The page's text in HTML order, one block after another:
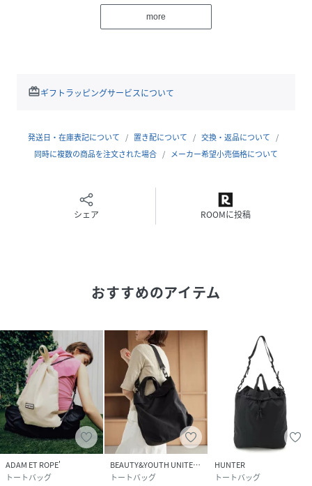
【Buyer’scomment】
毎日のお出掛けから旅行まで、どんなシーンにも活躍するリ
材撥水クリンクルナイロンを使用しています。
取り外してポーチ単体として使用したり、付属のストラップ
を付けてクロスボディとしての使用も可能です。
［HUNTER/ハンター］
パーツを用いて今日でも手作業で作られ、職人の手によって
ハンターは革新的な由緒ある英国伝統ブランドで、160年以
上の歴史の中でフットウェアの可能性を広げ、天候から足元
を保護し、すべての地形にフィットするアウターウェア・バ
ッグ・アクセサリーを提供し続け、今日まで受け継がれてい
ます。
---------------
■メーカーカラー表記(JUN表記)
BLACK(ブラック)
---------------
more
redeemギフトラッピングサービスについて
発送日・在庫表記について 置き配について
交換・返品について
同時に複数の商品を注文された場合
メーカー希望小売価格について
シェア ROOMに投稿
おすすめのアイテム
ADAM ET ROPE'
トートバッグ
BEAUTY&YOUTH UNITED ARROWS
トートバッグ
HUNTER
トートバッグ